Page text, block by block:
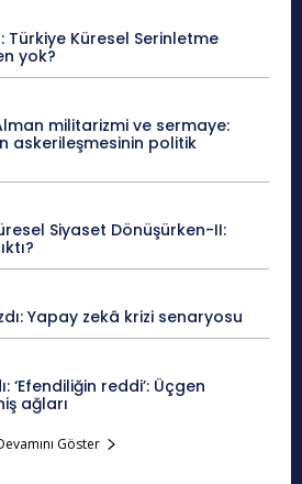
Türkiye Küresel Serinletme
yok?
militarizmi ve sermaye:
askerileşmesinin politik
Siyaset Dönüşürken-II:
Yapay zekâ krizi senaryosu
‘Efendiliğin reddi’: Üçgen
ağları
Göster